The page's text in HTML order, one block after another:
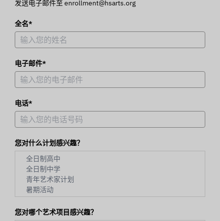
发送电子邮件至 enrollment@hsarts.org
全名*
电子邮件*
电话*
您对什么计划感兴趣？
您对哪个艺术项目感兴趣？